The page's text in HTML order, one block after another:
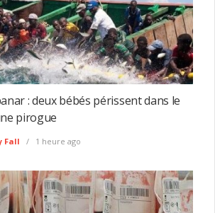
: deux bébés périssent dans le
pirogue
Fall 1 heure ago